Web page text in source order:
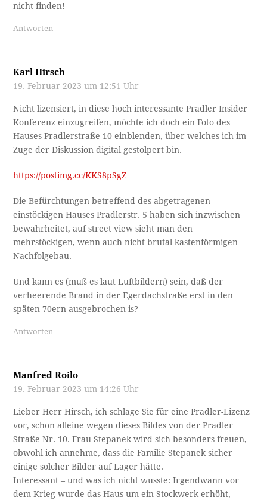
nicht finden!
Antworten
Karl Hirsch
19. Februar 2023 um 12:51 Uhr
Nicht lizensiert, in diese hoch interessante Pradler Insider
Konferenz einzugreifen, möchte ich doch ein Foto des
Hauses Pradlerstraße 10 einblenden, über welches ich im
Zuge der Diskussion digital gestolpert bin.
https://postimg.cc/KKS8pSgZ
Die Befürchtungen betreffend des abgetragenen
einstöckigen Hauses Pradlerstr. 5 haben sich inzwischen
bewahrheitet, auf street view sieht man den
mehrstöckigen, wenn auch nicht brutal kastenförmigen
Nachfolgebau.
Und kann es (muß es laut Luftbildern) sein, daß der
verheerende Brand in der Egerdachstraße erst in den
späten 70ern ausgebrochen is?
Antworten
Manfred Roilo
19. Februar 2023 um 14:26 Uhr
Lieber Herr Hirsch, ich schlage Sie für eine Pradler-Lizenz
vor, schon alleine wegen dieses Bildes von der Pradler
Straße Nr. 10. Frau Stepanek wird sich besonders freuen,
obwohl ich annehme, dass die Familie Stepanek sicher
einige solcher Bilder auf Lager hätte.
Interessant – und was ich nicht wusste: Irgendwann vor
dem Krieg wurde das Haus um ein Stockwerk erhöht,